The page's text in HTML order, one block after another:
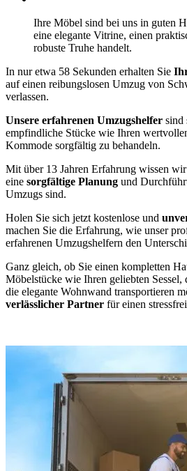
Ihre Möbel sind bei uns in guten
eine elegante Vitrine, einen
robuste Truhe handelt.
In nur etwa 58 Sekunden erhalten Sie
auf einen reibungslosen Umzug von
verlassen.
Unsere erfahrenen Umzugshelfer sind
empfindliche Stücke wie Ihren
Kommode sorgfältig zu behandeln.
Mit über 13 Jahren Erfahrung wissen
eine sorgfältige Planung und
Umzugs sind.
Holen Sie sich jetzt kostenlose und
machen Sie die Erfahrung, wie unser
erfahrenen Umzugshelfern den
Ganz gleich, ob Sie einen kompletten
Möbelstücke wie Ihren geliebten Sessel,
die elegante Wohnwand transportieren
verlässlicher Partner für einen